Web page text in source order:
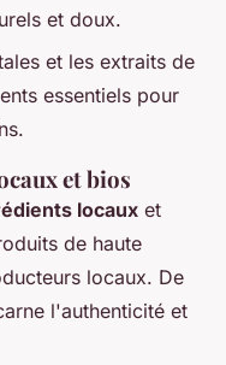
et doux.
et les extraits de
essentiels pour
et bios
locaux et
de haute
locaux. De
l'authenticité et